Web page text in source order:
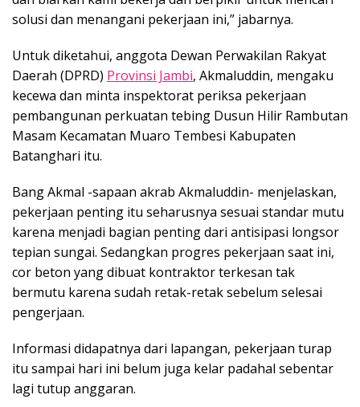
solusi dan menangani pekerjaan ini,” jabarnya.
Untuk diketahui, anggota Dewan Perwakilan Rakyat
Daerah (DPRD) Provinsi Jambi, Akmaluddin, mengaku
kecewa dan minta inspektorat periksa pekerjaan
pembangunan perkuatan tebing Dusun Hilir Rambutan
Masam Kecamatan Muaro Tembesi Kabupaten
Batanghari itu.
Bang Akmal -sapaan akrab Akmaluddin- menjelaskan,
pekerjaan penting itu seharusnya sesuai standar mutu
karena menjadi bagian penting dari antisipasi longsor
tepian sungai. Sedangkan progres pekerjaan saat ini,
cor beton yang dibuat kontraktor terkesan tak
bermutu karena sudah retak-retak sebelum selesai
pengerjaan.
Informasi didapatnya dari lapangan, pekerjaan turap
itu sampai hari ini belum juga kelar padahal sebentar
lagi tutup anggaran.